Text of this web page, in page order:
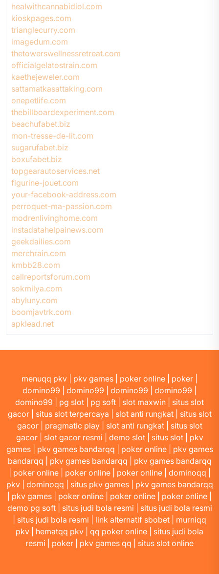
healwithcannabidiol.com
kioskpages.com
trianglecurry.com
imagedum.com
thetowerswellnessretreat.com
officialgelatostrain.com
kaethejeweler.com
sattamatkasattaking.com
onepetlife.com
thebillboardexperiment.com
beachufabet.biz
mon-tresse-de-lit.com
sugarufabet.biz
boxufabet.biz
topgearautoservices.net
figurine-jouet.com
your-facebook-address.com
perroquet-ma-passion.com
modrenlivinghome.com
instadatahelpainews.com
geekdailies.com
merchrain.com
kmbb28.com
callreportsforum.com
sokmilya.com
abyluny.com
boomjavtrk.com
apklead.net
menuqq pkv pkv games poker online poker
domino99
domino99 domino99 domino99
domino99
pg slot pg soft slot maxwin
situs slot
gacor| situs slot terpercaya slot anti rungkat| situs slot
gacor| pragmatic play| slot anti rungkat| situs slot
gacor| slot gacor resmi demo slot| situs slot| pkv
games| pkv games bandarqq poker online| pkv games
bandarqq
pkv games bandarqq
pkv games bandarqq
poker online| poker online| poker online| dominoqq
pkv| dominoqq situs pkv games| pkv games bandarqq
pkv games poker online poker online poker online
demo pg soft| situs judi bola resmi
situs judi bola resmi
situs judi bola resmi link alternatif sbobet
murniqq
pkv
hematqq pkv qq poker online
situs judi bola
resmi
poker pkv games qq situs slot online